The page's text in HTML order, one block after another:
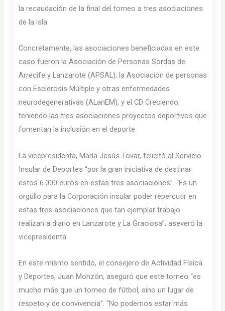
la recaudación de la final del torneo a tres asociaciones
de la isla.
Concretamente, las asociaciones beneficiadas en este
caso fueron la Asociación de Personas Sordas de
Arrecife y Lanzarote (APSAL); la Asociación de personas
con Esclerosis Múltiple y otras enfermedades
neurodegenerativas (ALanEM); y el CD Creciendo,
teniendo las tres asociaciones proyectos deportivos que
fomentan la inclusión en el deporte.
La vicepresidenta, María Jesús Tovar, felicitó al Servicio
Insular de Deportes “por la gran iniciativa de destinar
estos 6.000 euros en estas tres asociaciones”. “Es un
orgullo para la Corporación insular poder repercutir en
estas tres asociaciones que tan ejemplar trabajo
realizan a diario en Lanzarote y La Graciosa”, aseveró la
vicepresidenta.
En este mismo sentido, el consejero de Actividad Física
y Deportes, Juan Monzón, aseguró que este torneo “es
mucho más que un torneo de fútbol, sino un lugar de
respeto y de convivencia”. “No podemos estar más